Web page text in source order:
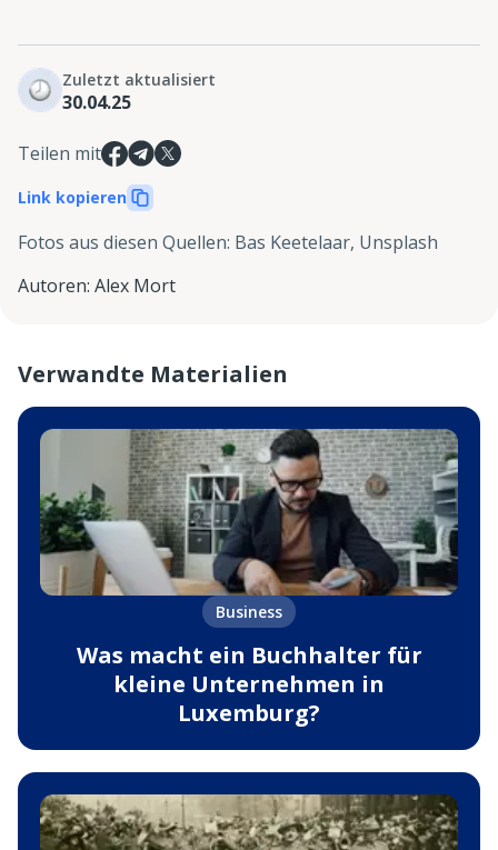
Zuletzt aktualisiert
30.04.25
Teilen mit
Link kopieren
Fotos aus diesen Quellen: Bas Keetelaar, Unsplash
Autoren: Alex Mort
Verwandte Materialien
Business
Was macht ein Buchhalter für
kleine Unternehmen in
Luxemburg?